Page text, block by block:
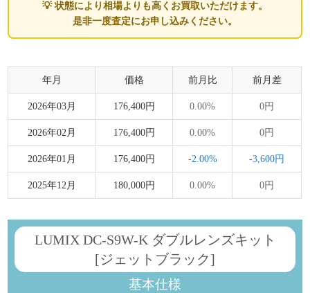
💡 状態により相場よりも高くお買取いただけます。
是非一度査定にお申し込みください。
年月 価格 前月比 前月差
2026年03月 176,400円 0.00% 0円
2026年02月 176,400円 0.00% 0円
2026年01月 176,400円 -2.00% -3,600円
2025年12月 180,000円 0.00% 0円
LUMIX DC-S9W-K ダブルレンズキット
[ジェットブラック]
基本仕様